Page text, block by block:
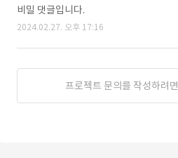
비밀 댓글입니다.
2024.02.27. 오후 17:16
프로젝트 문의를 작성하려면